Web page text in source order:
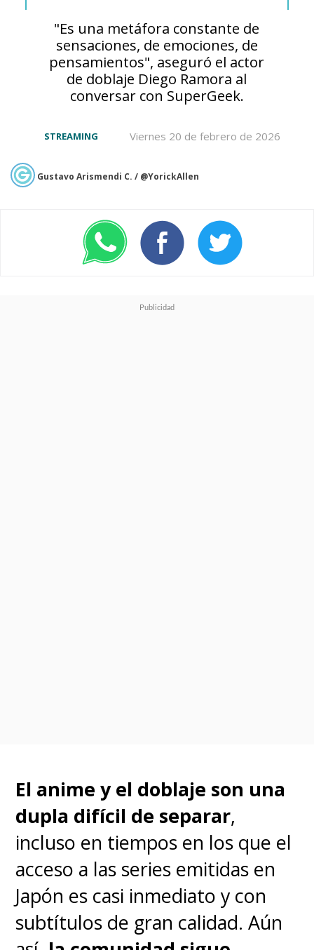
vuelta atrás. "Nami", llena de
dolor y desesperación, comienza
a cortarse el tatuaje en su brazo
que la vincula a los
"Arlong", pero "Luffy" la detiene
para evitar que se haga más
siempre se valió por sí misma,
deja atrás su orgullo y le pide
Sombrero de Paja la conforta
♦"Luffy" vs. "Crocodile"
Hay algo que hace especiales
a los villanos de "One Piece".
"Es una metáfora constante de
sensaciones, de emociones, de
pensamientos", aseguró el actor
de doblaje Diego Ramora al
conversar con SuperGeek.
Viernes 20 de febrero de 2026
STREAMING
Gustavo Arismendi C. / @YorickAllen
El anime y el doblaje son una
dupla difícil de separar,
incluso en tiempos en los que el
acceso a las series emitidas en
Japón es casi inmediato y con
subtítulos de gran calidad. Aún